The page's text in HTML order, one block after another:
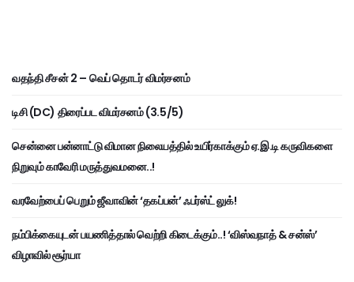
வதந்தி சீசன் 2 – வெப் தொடர் விமர்சனம்
டிசி (DC) திரைப்பட விமர்சனம் (3.5/5)
சென்னை பன்னாட்டு விமான நிலையத்தில் உயிர்காக்கும் ஏ.இ.டி கருவிகளை
நிறுவும் காவேரி மருத்துவமனை..!
வரவேற்பைப் பெறும் ஜீவாவின் ‘தகப்பன்’ ஃபர்ஸ்ட் லுக்!
நம்பிக்கையுடன் பயணித்தால் வெற்றி கிடைக்கும்..! ‘விஸ்வநாத் & சன்ஸ்’
விழாவில் சூர்யா